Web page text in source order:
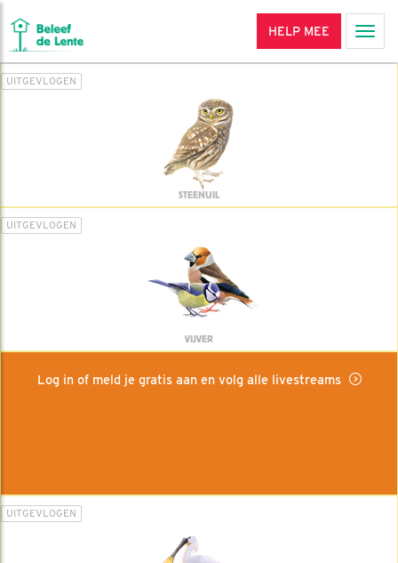
HELP MEE
UITGEVLOGEN
STEENUIL
UITGEVLOGEN
VIJVER
Log in of meld je gratis aan en volg alle livestreams
UITGEVLOGEN